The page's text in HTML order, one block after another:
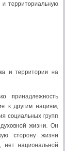
территориальную
и территории на
принадлежность
к другим нациям,
социальных групп
жизни. Он
сторону жизни
нет национальной